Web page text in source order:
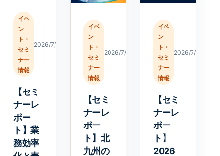
イベ
ン
ト・
セミ
ナー
情報
2026/7/23
【セミ
ナーレ
ポー
ト】業
務効率
イベ
ン
ト・
セミ
ナー
情報
2026/7/23
【セミ
ナーレ
ポー
ト】北
九州の
イベ
ン
ト・
セミ
ナー
情報
2026/7/20
【セミ
ナーレ
ポー
ト】
2026